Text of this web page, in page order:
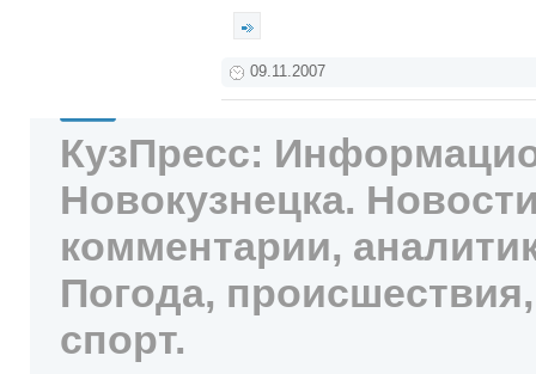
09.11.2007
КузПресс:
Новокузнецка.
комментарии,
Погода,
спорт.